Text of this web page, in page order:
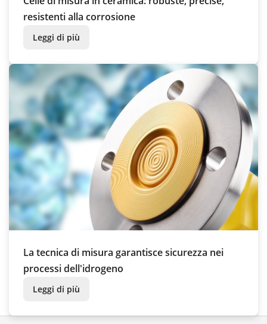
resistenti alla corrosione
Leggi di più
La tecnica di misura garantisce sicurezza nei
processi dell'idrogeno
Leggi di più